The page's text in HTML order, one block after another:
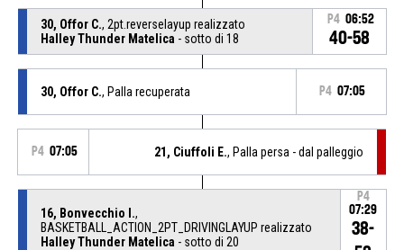
30, Offor C., 2pt.reverselayup realizzato
Halley Thunder Matelica - sotto di 18
P4 06:52
40-58
30, Offor C., Palla recuperata P4 07:05
P4 07:05 21, Ciuffoli E., Palla persa - dal palleggio
16, Bonvecchio I.,
BASKETBALL_ACTION_2PT_DRIVINGLAYUP realizzato
Halley Thunder Matelica - sotto di 20
P4
07:29
38-